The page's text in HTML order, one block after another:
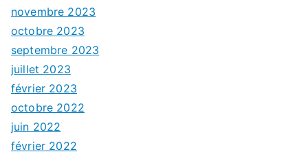
novembre 2023
octobre 2023
septembre 2023
juillet 2023
février 2023
octobre 2022
juin 2022
février 2022